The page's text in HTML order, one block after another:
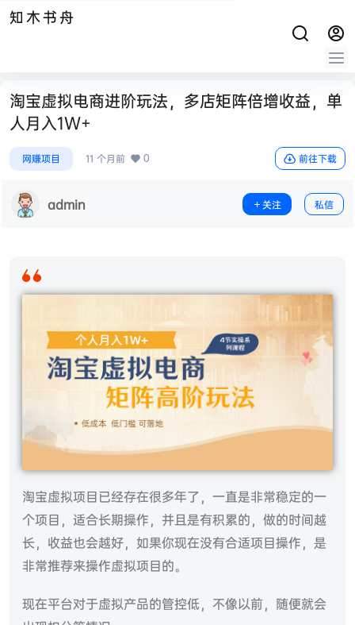
知木书舟
淘宝虚拟电商进阶玩法，多店矩阵倍增收益，单
人月入1W+
网赚项目 11 个月前 0 前往下载
admin 关注 私信
淘宝虚拟项目已经存在很多年了，一直是非常稳定的一
个项目，适合长期操作，并且是有积累的，做的时间越
长，收益也会越好，如果你现在没有合适项目操作，是
非常推荐来操作虚拟项目的。
现在平台对于虚拟产品的管控低，不像以前，随便就会